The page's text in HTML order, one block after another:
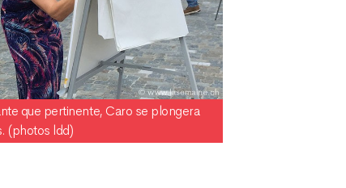
que pertinente, Caro se plongera
(photos ldd)